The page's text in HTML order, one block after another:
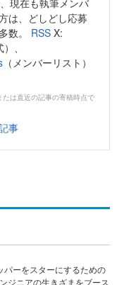
は、どしどし応募
多数。 RSS X:
）、
（メンバーリスト）
は直近の記事の寄稿時点で
事
ーをスターにするための
ジニアの生きざまをブース